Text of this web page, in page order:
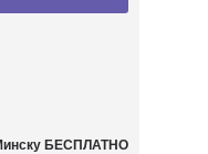
БЕСПЛАТНО